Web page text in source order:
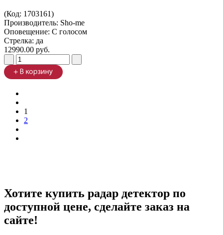
(Код: 1703161)
Производитель: Sho-me
Оповещение: С голосом
Стрелка: да
12990.00 руб.
1
2
Хотите купить радар детектор по
доступной цене, сделайте заказ на
сайте!